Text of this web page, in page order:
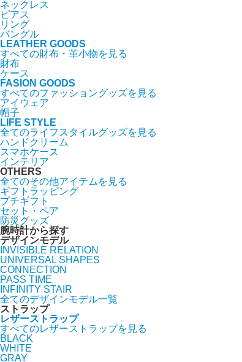
ネックレス
ピアス
リング
バングル
LEATHER GOODS
すべての財布・革小物を見る
財布
ケース
FASION GOODS
すべてのファッショングッズを見る
アイウェア
帽子
LIFE STYLE
全てのライフスタイルグッズを見る
ハンドクリーム
スマホケース
インテリア
OTHERS
全てのその他アイテムを見る
ギフトラッピング
プチギフト
セット・ペア
防災グッズ
腕時計から探す
デザインモデル
INVISIBLE RELATION
UNIVERSAL SHAPES
CONNECTION
PASS TIME
INFINITY STAIR
全てのデザインモデル一覧
ストラップ
レザーストラップ
すべてのレザーストラップを見る
BLACK
WHITE
GRAY